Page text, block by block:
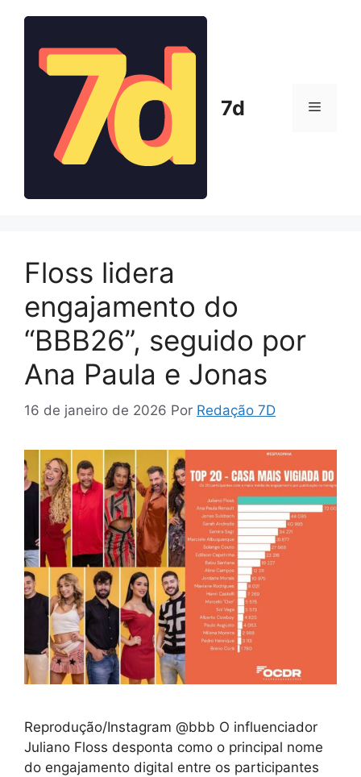
conteúdo
7d Menu
Floss lidera
engajamento do
“BBB26”, seguido por
Ana Paula e Jonas
16 de janeiro de 2026 Por Redação 7D
Reprodução/Instagram @bbb O influenciador
Juliano Floss desponta como o principal nome
do engajamento digital entre os participantes